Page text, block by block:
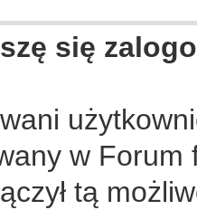
się
w Forum
tą